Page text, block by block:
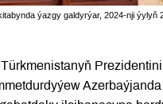
ýazgy galdyrýar, 2024-nji ýylyň